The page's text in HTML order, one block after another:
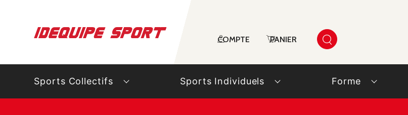
COMPTE PANIER
Sports Collectifs Sports Individuels Forme